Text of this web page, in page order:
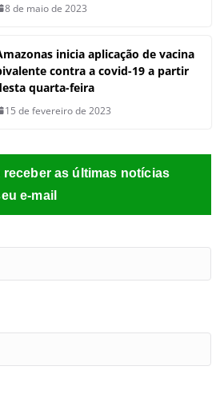
8 de maio de 2023
inicia aplicação de vacina
contra a covid-19 a partir
quarta-feira
15 de fevereiro de 2023
receber as últimas notícias
e-mail